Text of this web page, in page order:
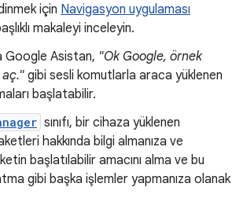
için Navigasyon uygulaması
makaleyi inceleyin.
Google Asistan, "Ok Google, örnek
aç." gibi sesli komutlarla araca yüklenen
başlatabilir.
sınıfı, bir cihaza yüklenen
hakkında bilgi almanıza ve
başlatılabilir amacını alma ve bu
gibi başka işlemler yapmanıza olanak